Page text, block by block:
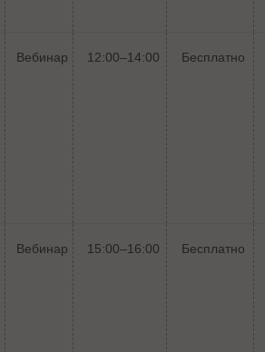
Вебинар 12:00–14:00 Бесплатно
Вебинар 15:00–16:00 Бесплатно